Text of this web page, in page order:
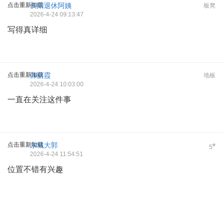
点击重新加载 板凳
长阳退休阿姨
2026-4-24 09:13:47
写得真详细
点击重新加载 地板
韩丽霞
2026-4-24 10:03:00
一直在关注这件事
点击重新加载 5#
东城大郭
2026-4-24 11:54:51
位置不错有兴趣